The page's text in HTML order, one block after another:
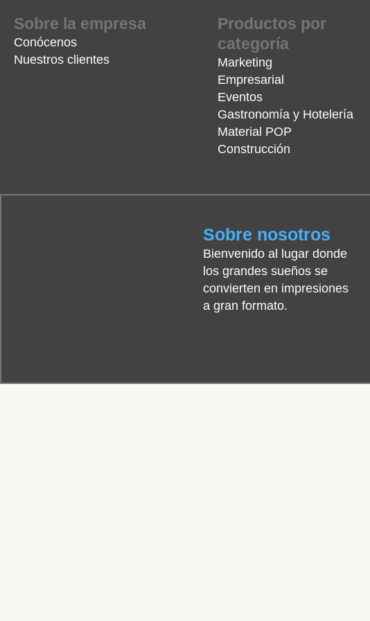
Sobre la empresa
Conócenos
Nuestros clientes
Productos por
categoría
Marketing
Empresarial
Eventos
Gastronomía y Hotelería
Material POP
Construcción
Sobre nosotros
Bienvenido al lugar donde
los grandes sueños se
convierten en impresiones
a gran formato.